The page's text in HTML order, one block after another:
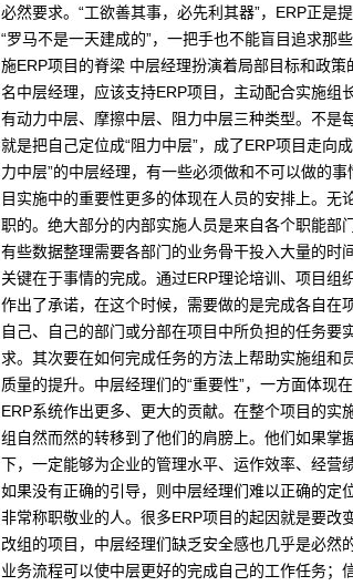
必然要求。“工欲善其事，必先利其器”，ERP正是
“罗马不是一天建成的”，一把手也不能盲目追求那
施ERP项目的脊梁 中层经理扮演着局部目标和政
名中层经理，应该支持ERP项目，主动配合实施
有动力中层、摩擦中层、阻力中层三种类型。不是
就是把自己定位成“阻力中层”，成了ERP项目走向
力中层”的中层经理，有一些必须做和不可以做的
目实施中的重要性更多的体现在人员的安排上。
职的。绝大部分的内部实施人员是来自各个职能部
有些数据整理需要各部门的业务骨干投入大量的时
关键在于事情的完成。通过ERP理论培训、项目组
作出了承诺，在这个时候，需要做的是完成各自
自己、自己的部门或分部在项目中所负担的任务
求。其次要在如何完成任务的方法上帮助实施组
质量的提升。中层经理们的“重要性”，一方面体现
ERP系统作出更多、更大的贡献。在整个项目的
组自然而然的转移到了他们的肩膀上。他们如果掌
下，一定能够为企业的管理水平、运作效率、经营
如果没有正确的引导，则中层经理们难以正确的定
非常称职敬业的人。很多ERP项目的起因就是要
改组的项目，中层经理们缺乏安全感也几乎是必然
业务流程可以使中层更好的完成自己的工作任务